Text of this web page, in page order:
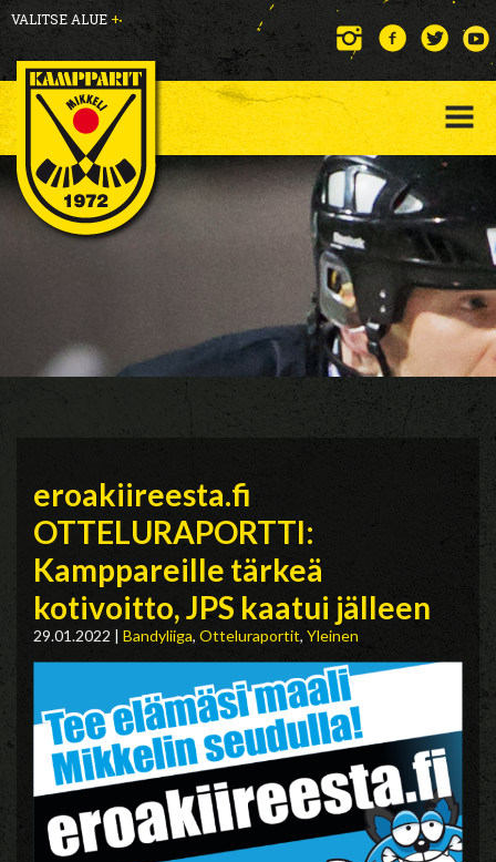
VALITSE ALUE +
eroakiireesta.fi
OTTELURAPORTTI:
Kamppareille tärkeä
kotivoitto, JPS kaatui jälleen
29.01.2022 | Bandyliiga, Otteluraportit, Yleinen